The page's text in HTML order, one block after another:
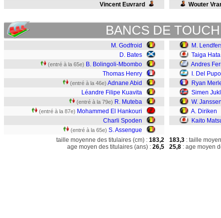
Vincent Euvrard Wouter
BANCS DE
M. Godfroid
D. Bates
(entré à la 65e) B. Bolingoli-Mbombo
Thomas Henry
(entré à la 46e) Adnane Abid
Léandre Filipe Kuavita
(entré à la 79e) R. Muteba
(entré à la 87e) Mohammed El Hankouri
Charli Spoden
(entré à la 65e) S. Assengue
M.
Taiga Hata
Andres
I. Del Pupo
Ryan
Simen
W.
A. Diriken
Kaito
taille moyenne des titulaires (cm) : 183,2
age moyen des titulaires (ans) : 26,5
183,3 : taille
25,8 : age moyen